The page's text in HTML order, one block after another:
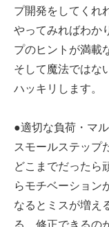
プ開発をしてくれ
やってみればわか
プのヒントが満載
そして魔法ではな
ハッキリします。
●適切な負荷・マ
スモールステップ
どこまでだったら
らモチベーション
なるとミスが増え
る、修正できるの